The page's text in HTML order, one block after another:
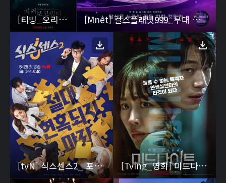
[티빙_오리지널] 지켜보고있다_포스터 [Mnet] 걸스플래닛999_무대 포스터
[tvN] 식스센스2_ 포스터 [Tving_영화] 미드나이트_ 포스터